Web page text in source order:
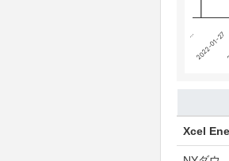
… 2022-01-27
Xcel